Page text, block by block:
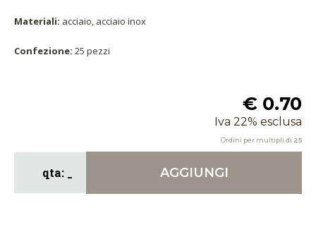
Materiali: acciaio, acciaio inox
Confezione: 25 pezzi
€ 0.70
Iva 22% esclusa
Ordini per multipli di 25
AGGIUNGI